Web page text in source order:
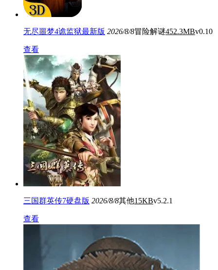
无尽噩梦4诡监狱最新版 2026/8/8冒险解谜452.3MBv0.10
查看
三国群英传7硬盘版 2026/8/8其他15KBv5.2.1
查看